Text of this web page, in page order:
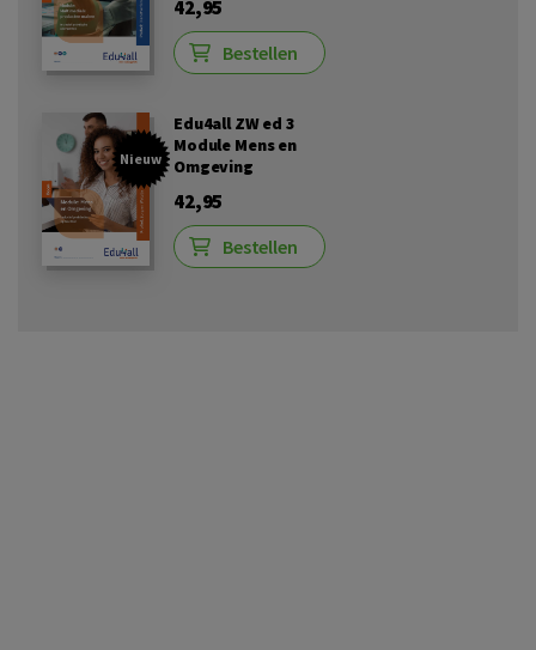
42,95
Bestellen
Nieuw
Edu4all ZW ed 3
Module Mens en
Omgeving
42,95
Bestellen